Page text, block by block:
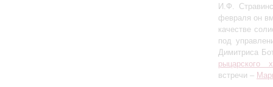
И.Ф.
февраля он
качестве
под
Димитриса
рыцарского
встречи –